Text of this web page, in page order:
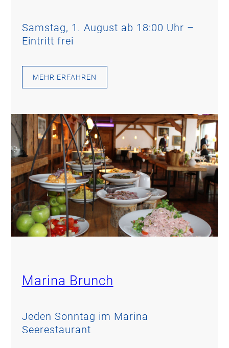
Samstag, 1. August ab 18:00 Uhr –
Eintritt frei
MEHR ERFAHREN
Marina Brunch
Jeden Sonntag im Marina
Seerestaurant